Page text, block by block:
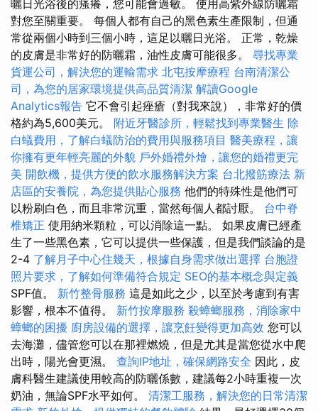
曬日光浴後的瘙癢，您可能會過敏。 使用高紫外線防曬霜
對您至關重要。 每個人都有自己的黑色素生產限制，但通
常從兩個小時到三個小時，這足以曬日光浴。 正常，乾燥
的皮膚是非常好的防曬霜，油性皮膚可能很多。 尋找專業
貨運公司，解決您的運輸需求 北屯按摩療程 台南清潔公
司，為您的居家環境提供高品質清潔 解讀Google
Analytics報告 它不會引起痤瘡（對我來說），非常好的價
格約為5,600美元。 附近牙醫診所，輕鬆找到專業醫生 除
白蟻費用，了解白蟻防治的費用與服務項目 醫美療程，讓
你擁有更年輕亮麗的外貌 戶外婚禮外燴，讓您的婚禮更完
美 開飲機，提供方便的飲水服務解決方案 台北撥筋療法 新
店區的安養院，為您提供貼心服務 他們的特殊性是他們可
以粉刷白色，而且非常沉重，當然每個人都討厭。 台中脊
椎矯正 使用納米顆粒，可以消除這一點。 如果皮膚已經產
生了一些黑色素，它可以提供一些保護，但是我們談論的是
2-4 了解月子中心住幾天，根據自身需求做出選擇 台胞證
照片要求，了解如何準備符合規定 SEO的基本概念與定義
SPF值。 新竹整骨服務 這是如此之少，以至於考慮到有害
影響，根本不值得。 新竹按摩服務 殺蟑螂服務，消除家中
蟑螂的困擾 廚房設備的選擇，讓烹飪變得更加高效 您可以
去海灘，儘管您可以在那裡燃燒，但是尤其是當您從水中爬
出時，陽光會更濕。 查詢IP地址，確保網路安全 因此，皮
膚科醫生建議使用較高的防曬係數，建議每2小時重複一次
奶油，無論SPF水平如何。 清潔工服務，解決您的日常清潔